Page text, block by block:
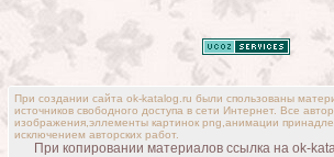
При создании сайта ok-katalog.ru были спользованы
источников свободного доступа в сети Интернет. Все
изображения,эллементы картинок png,анимации
исключением авторских работ.
При копировании материалов ссылка на ok-